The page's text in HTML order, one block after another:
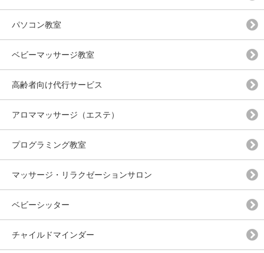
パソコン教室
ベビーマッサージ教室
高齢者向け代行サービス
アロママッサージ（エステ）
プログラミング教室
マッサージ・リラクゼーションサロン
ベビーシッター
チャイルドマインダー